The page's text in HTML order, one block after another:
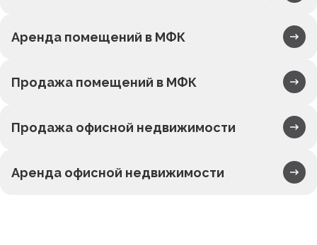
Аренда помещений в МФК
Продажа помещений в МФК
Продажа офисной недвижимости
Аренда офисной недвижимости